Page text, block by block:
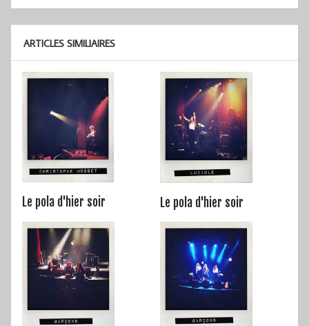
ARTICLES SIMILIAIRES
Le pola d'hier soir Le pola d'hier soir